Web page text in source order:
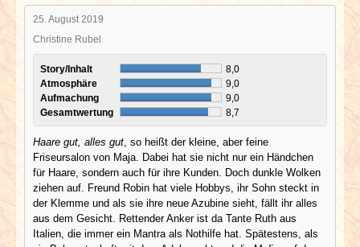
25. August 2019
Christine Rubel
Story/Inhalt
8,0
Atmosphäre
9,0
Aufmachung
9,0
Gesamtwertung
8,7
Haare gut, alles gut , so heißt der kleine, aber feine
Friseursalon von Maja. Dabei hat sie nicht nur ein Händchen
für Haare, sondern auch für ihre Kunden. Doch dunkle Wolken
ziehen auf. Freund Robin hat viele Hobbys, ihr Sohn steckt in
der Klemme und als sie ihre neue Azubine sieht, fällt ihr alles
aus dem Gesicht. Rettender Anker ist da Tante Ruth aus
Italien, die immer ein Mantra als Nothilfe hat. Spätestens, als